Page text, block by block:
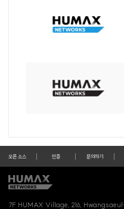
오픈 소스 인증 문의하기
7F HUMAX Village, 216,